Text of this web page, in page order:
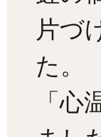
片づ
た。
「